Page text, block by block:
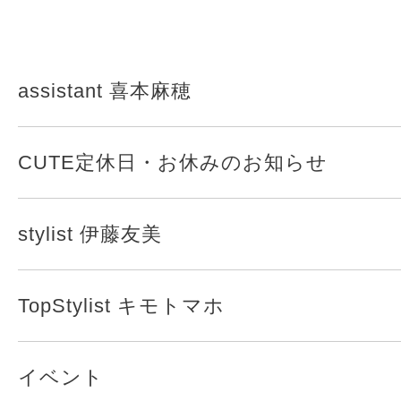
assistant 喜本麻穂
CUTE定休日・お休みのお知らせ
stylist 伊藤友美
TopStylist キモトマホ
イベント